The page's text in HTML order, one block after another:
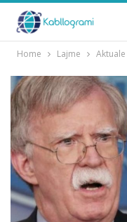
Home Lajme Aktuale